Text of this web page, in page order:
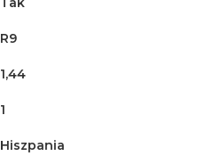
R9
1,44
1
Hiszpania